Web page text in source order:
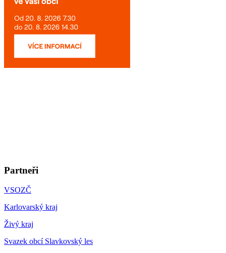
Partneři
VSOZČ
Karlovarský kraj
Živý kraj
Svazek obcí Slavkovský les